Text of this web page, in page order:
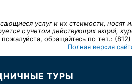
услуг и их стоимости,
с учетом действующих акций,
обращайтесь по тел.:
Полная версия
ТУРЫ